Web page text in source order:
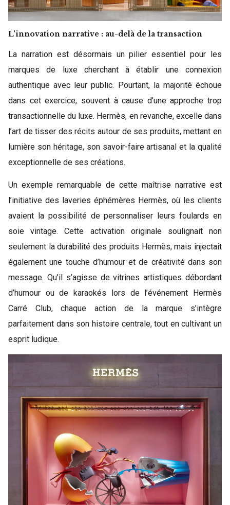
L'innovation narrative : au-delà de la transaction
La narration est désormais un pilier essentiel pour les
marques de luxe cherchant à établir une connexion
authentique avec leur public. Pourtant, la majorité échoue
dans cet exercice, souvent à cause d’une approche trop
transactionnelle du luxe. Hermès, en revanche, excelle dans
l’art de tisser des récits autour de ses produits, mettant en
lumière son héritage, son savoir-faire artisanal et la qualité
exceptionnelle de ses créations.
Un exemple remarquable de cette maîtrise narrative est
l’initiative des laveries éphémères Hermès, où les clients
avaient la possibilité de personnaliser leurs foulards en
soie vintage. Cette activation originale soulignait non
seulement la durabilité des produits Hermès, mais injectait
également une touche d’humour et de créativité dans son
message. Qu’il s’agisse de vitrines artistiques débordant
d’humour ou de karaokés lors de l’événement Hermès
Carré Club, chaque action de la marque s’intègre
parfaitement dans son histoire centrale, tout en cultivant un
esprit ludique.